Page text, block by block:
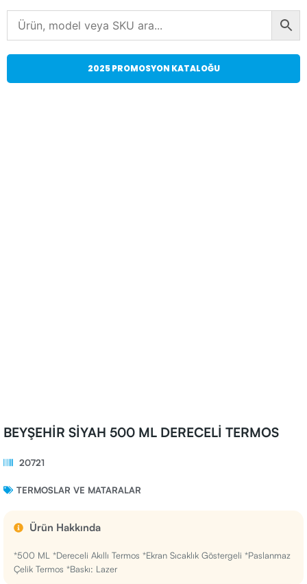
2025 PROMOSYON KATALOĞU
BEYŞEHİR SİYAH 500 ML DERECELİ TERMOS
20721
TERMOSLAR VE MATARALAR
Ürün Hakkında
*500 ML *Dereceli Akıllı Termos *Ekran Sıcaklık Göstergeli *Paslanmaz
Çelik Termos *Baskı: Lazer